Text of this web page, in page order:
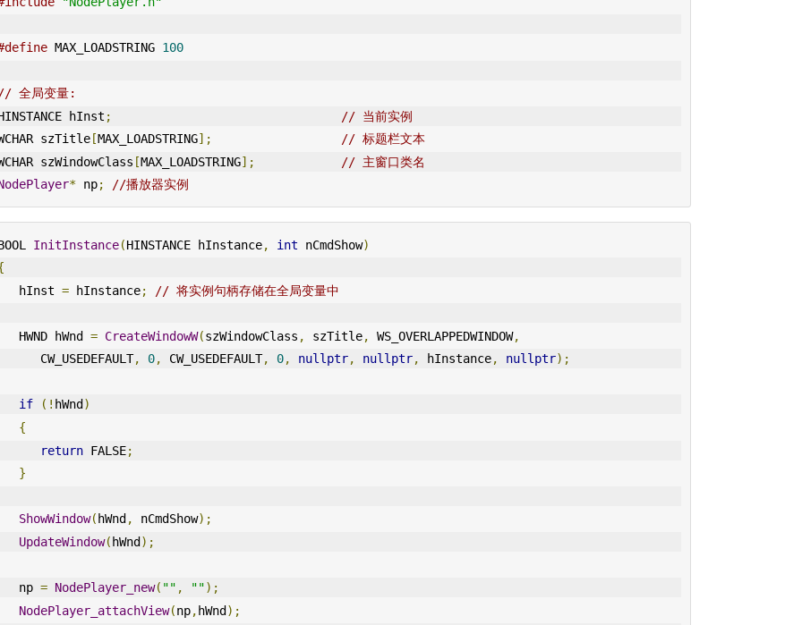
MAX_LOADSTRING 100
全局变量:
hInst ;
// 当前实例
szTitle[MAX_LOADSTRING];
// 标题栏文本
szWindowClass [MAX_LOADSTRING];
// 主窗口类名
* np; //播放器实例
InitInstance(HINSTANCE hInstance, int nCmdShow)
hInst
= hInstance; // 将实例句柄存储在全局变量中
HWND hWnd
= CreateWindowW(szWindowClass , szTitle, WS_OVERLAPPEDWINDOW,
CW_USEDEFAULT
, 0, CW_USEDEFAULT, 0, nullptr, nullptr, hInstance, nullptr);
if (! hWnd )
{
return FALSE;
}
ShowWindow( hWnd , nCmdShow);
UpdateWindow( hWnd );
np
= NodePlayer_new( "" , "");
NodePlayer_attachView(np,hWnd);